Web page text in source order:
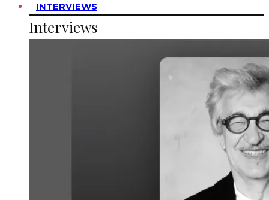
INTERVIEWS
Interviews